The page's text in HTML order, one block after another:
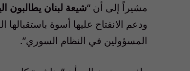
مشيراً إلى أن “شيعة لبنان يطالبون
ودعم الانفتاح عليها أسوة
المسؤولين في النظام السوري”.